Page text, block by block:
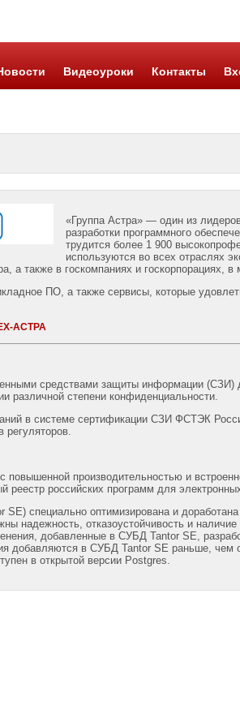
Видеоуроки Контакты
«Группа Астра» — один из
разработки программного
трудится более 1 900
используются во всех отраслях
а также в госкомпаниях и госкорпорациях,
ПО, а также сервисы, которые
АСТРА
средствами защиты информации (СЗИ)
различной степени конфиденциальности.
в системе сертификации СЗИ ФСТЭК
регуляторов.
повышенной производительностью и
реестр российских программ для
специально оптимизирована и
надежность, отказоустойчивость и
добавленные в СУБД Tantor SE,
добавляются в СУБД Tantor SE раньше, чем
в открытой версии Postgres.